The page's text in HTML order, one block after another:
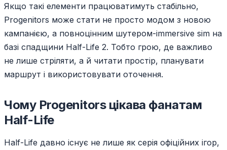
Якщо такі елементи працюватимуть стабільно,
Progenitors може стати не просто модом з новою
кампанією, а повноцінним шутером-immersive sim на
базі спадщини Half-Life 2. Тобто грою, де важливо
не лише стріляти, а й читати простір, планувати
маршрут і використовувати оточення.
Чому Progenitors цікава фанатам
Half-Life
Half-Life давно існує не лише як серія офіційних ігор,